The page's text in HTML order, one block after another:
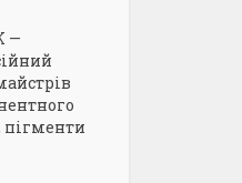
—
пігменти